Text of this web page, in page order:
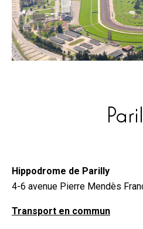
Hippodrome de Parilly
4-6 avenue Pierre Mendès
Transport en commun